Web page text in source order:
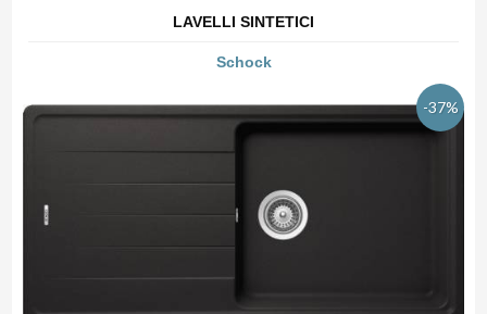
LAVELLI SINTETICI
Schock
-37%